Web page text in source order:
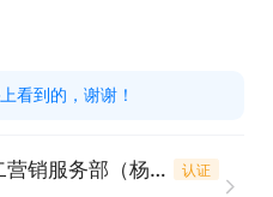
上看到的，谢谢！
扬州市分公司第二营销服务部（杨总） 认证